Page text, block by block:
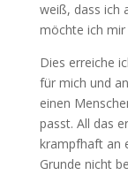
weiß, dass ich
möchte ich
Dies erreiche
für mich und
einen
passt. All das
krampfhaft an
Grunde nicht